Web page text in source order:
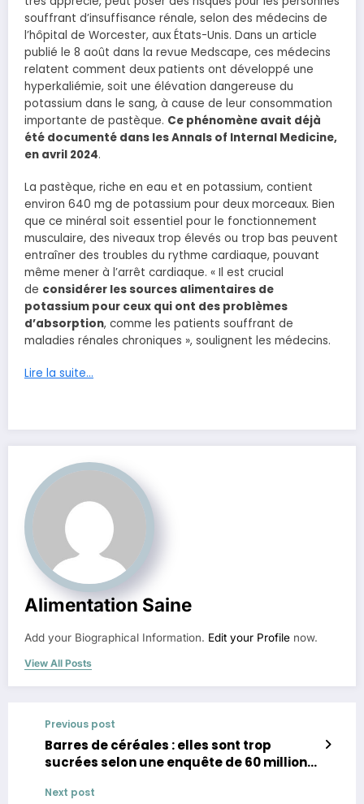
souffrant d’insuffisance rénale, selon des médecins de
l’hôpital de Worcester, aux États-Unis. Dans un article
publié le 8 août dans la revue Medscape, ces médecins
relatent comment deux patients ont développé une
hyperkaliémie, soit une élévation dangereuse du
potassium dans le sang, à cause de leur consommation
importante de pastèque. Ce phénomène avait déjà
été documenté dans les Annals of Internal Medicine,
en avril 2024.
La pastèque, riche en eau et en potassium, contient
environ 640 mg de potassium pour deux morceaux. Bien
que ce minéral soit essentiel pour le fonctionnement
musculaire, des niveaux trop élevés ou trop bas peuvent
entraîner des troubles du rythme cardiaque, pouvant
même mener à l’arrêt cardiaque. « Il est crucial
de considérer les sources alimentaires de
potassium pour ceux qui ont des problèmes
d’absorption, comme les patients souffrant de
maladies rénales chroniques », soulignent les médecins.
Lire la suite…
Alimentation Saine
Add your Biographical Information. Edit your Profile now.
View All Posts
Previous post
Barres de céréales : elles sont trop
sucrées selon une enquête de 60 millions
Next post